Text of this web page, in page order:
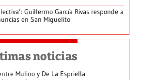
Guillermo García Rivas responde a
en San Miguelito
noticias
Mulino y De La Espriella: